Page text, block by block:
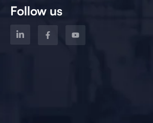
Follow us